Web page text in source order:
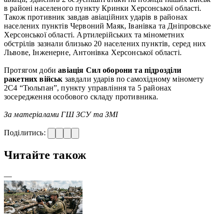
в районі населеного пункту Кринки Херсонської області.
Також противник завдав авіаційних ударів в районах
населених пунктів Червоний Маяк, Іванівка та Дніпровське
Херсонської області. Артилерійських та мінометних
обстрілів зазнали близько 20 населених пунктів, серед них
Львове, Інженерне, Антонівка Херсонської області.
Протягом добиавіація Сил оборони та підрозділи
ракетних військ завдали ударів по самохідному міномету
2С4 “Тюльпан”, пункту управління та 5 районах
зосередження особового складу противника.
За матеріалами ГШ ЗСУ та ЗМІ
Поділитись:
Читайте також
—